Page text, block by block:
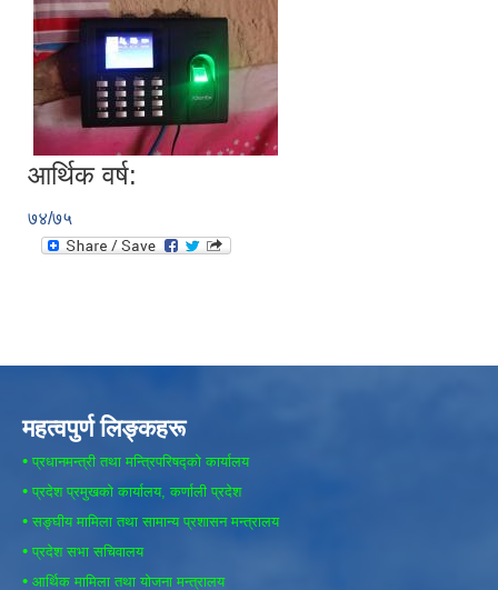
आर्थिक वर्ष:
७४/७५
महत्वपुर्ण लिङ्कहरू
• प्रधानमन्त्री तथा मन्त्रिपरिषद्को कार्यालय
• प्रदेश प्रमुखको कार्यालय, कर्णाली प्रदेश
• सङ्घीय मामिला तथा सामान्य प्रशासन मन्त्रालय
• प्रदेश सभा सचिवालय
• आर्थिक मामिला तथा योजना मन्त्रालय